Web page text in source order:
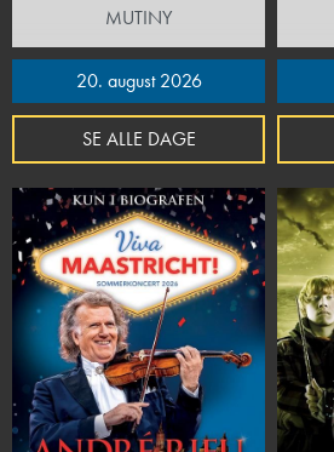
MUTINY
20. august 2026
SE ALLE DAGE